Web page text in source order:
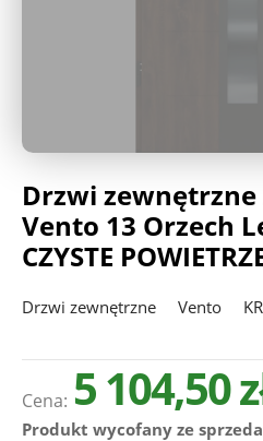
Drzwi zewnętrzne
Vento 13 Orzech
CZYSTE
Drzwi zewnętrzne Vento
Cena: 5 104,50
Produkt wycofany ze